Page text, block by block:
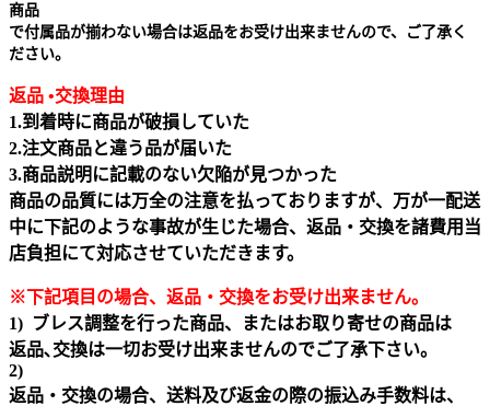
商品
で付属品が揃わない場合は返品をお受け出来ませんので、ご了承く
ださい。
返品 •交換理由
1.到着時に商品が破損していた
2.注文商品と違う品が届いた
3.商品説明に記載のない欠陥が見つかった
商品の品質には万全の注意を払っておりますが、万が一配送
中に下記のような事故が生じた場合、返品・交換を諸費用当
店負担にて対応させていただきます。
※下記項目の場合、返品・交換をお受け出来ません｡
1) ブレス調整を行った商品、またはお取り寄せの商品は
返品､交換は一切お受け出来ませんのでご了承下さい。
2)
返品・交換の場合、送料及び返金の際の振込み手数料は、